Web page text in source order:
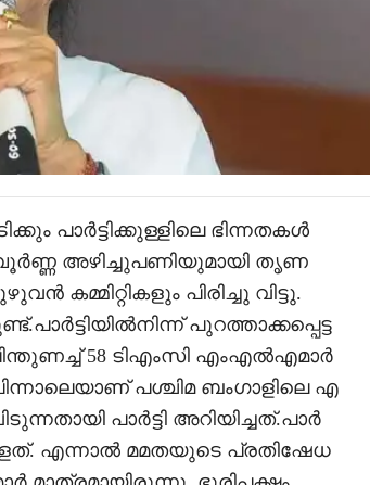
പാർട്ടിക്കുള്ളിലെ ഭിന്നതകൾ
അഴിച്ചുപണിയുമായി തൃണ
പിരിച്ചു വിട്ടു.
പുറത്താക്കപ്പെട്ട
58 ടിഎംസി എംഎൽഎമാർ
പശ്ചിമ ബംഗാളിലെ എ
പാർട്ടി അറിയിച്ചത്.പാർ
എന്നാൽ മമതയുടെ പ്രതിഷേധ